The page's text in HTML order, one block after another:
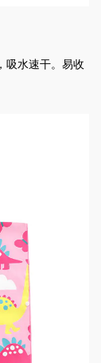
吸水速干。易收